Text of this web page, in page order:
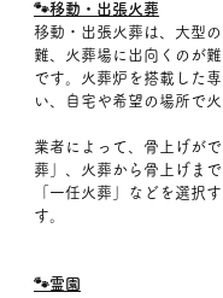
🐾移動・出張火葬
移動・出張火葬は、大型
難、火葬場に出向くのが
です。火葬炉を搭載した
い、自宅や希望の場所で火
業者によって、骨上げが
葬」、火葬から骨上げま
「一任火葬」などを選択
す。
🐾霊園